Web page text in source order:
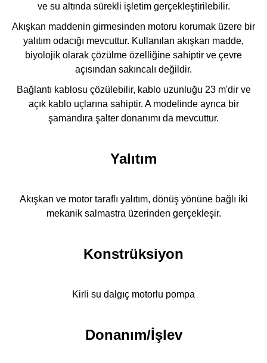
ve su altında sürekli işletim gerçekleştirilebilir.
Akışkan maddenin girmesinden motoru korumak üzere bir
yalıtım odacığı mevcuttur. Kullanılan akışkan madde,
biyolojik olarak çözülme özelliğine sahiptir ve çevre
açısından sakıncalı değildir.
Bağlantı kablosu çözülebilir, kablo uzunluğu 23 m'dir ve
açık kablo uçlarına sahiptir. A modelinde ayrıca bir
şamandıra şalter donanımı da mevcuttur.
Yalıtım
Akışkan ve motor taraflı yalıtım, dönüş yönüne bağlı iki
mekanik salmastra üzerinden gerçekleşir.
Konstrüksiyon
Kirli su dalgıç motorlu pompa
Donanım/İşlev